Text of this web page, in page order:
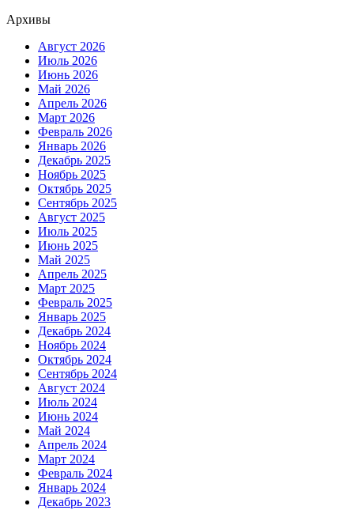
Архивы
Август 2026
Июль 2026
Июнь 2026
Май 2026
Апрель 2026
Март 2026
Февраль 2026
Январь 2026
Декабрь 2025
Ноябрь 2025
Октябрь 2025
Сентябрь 2025
Август 2025
Июль 2025
Июнь 2025
Май 2025
Апрель 2025
Март 2025
Февраль 2025
Январь 2025
Декабрь 2024
Ноябрь 2024
Октябрь 2024
Сентябрь 2024
Август 2024
Июль 2024
Июнь 2024
Май 2024
Апрель 2024
Март 2024
Февраль 2024
Январь 2024
Декабрь 2023